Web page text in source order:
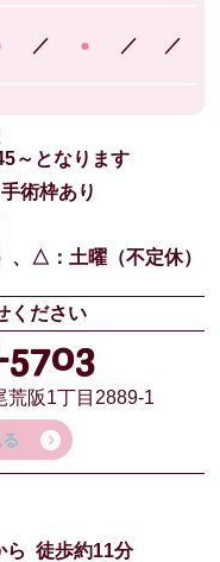
／ ● ／ ／
～となります
術枠あり
△：土曜（不定休）
ください
荒阪1丁目2889-1
ら徒歩約11分